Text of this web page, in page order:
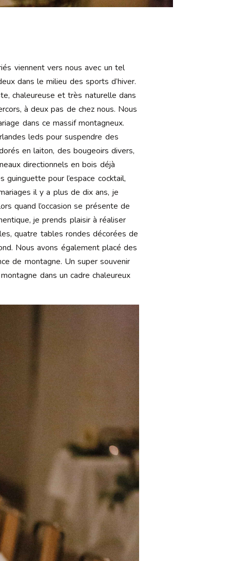
viennent vers nous avec un tel
dans le milieu des sports d’hiver.
chaleureuse et très naturelle dans
à deux pas de chez nous. Nous
dans ce massif montagneux.
leds pour suspendre des
en laiton, des bougeoirs divers,
directionnels en bois déjà
pour l’espace cocktail,
il y a plus de dix ans, je
quand l’occasion se présente de
je prends plaisir à réaliser
quatre tables rondes décorées de
Nous avons également placé des
de montagne. Un super souvenir
dans un cadre chaleureux